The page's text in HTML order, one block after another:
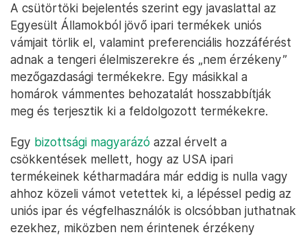
A csütörtöki bejelentés szerint egy javaslattal az
Egyesült Államokból jövő ipari termékek uniós
vámjait törlik el, valamint preferenciális hozzáférést
adnak a tengeri élelmiszerekre és „nem érzékeny”
mezőgazdasági termékekre. Egy másikkal a
homárok vámmentes behozatalát hosszabbítják
meg és terjesztik ki a feldolgozott termékekre.
Egy bizottsági magyarázó azzal érvelt a
csökkentések mellett, hogy az USA ipari
termékeinek kétharmadára már eddig is nulla vagy
ahhoz közeli vámot vetettek ki, a lépéssel pedig az
uniós ipar és végfelhasználók is olcsóbban juthatnak
ezekhez, miközben nem érintenek érzékeny